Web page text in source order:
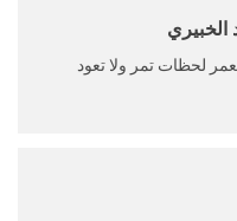
الخبيري
لحظات تمر ولا تعود